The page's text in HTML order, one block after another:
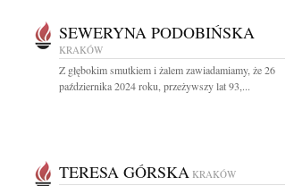
SEWERYNA PODOBIŃSKA
KRAKÓW
Z głębokim smutkiem i żalem zawiadamiamy, że 26
października 2024 roku, przeżywszy lat 93,...
TERESA GÓRSKA KRAKÓW